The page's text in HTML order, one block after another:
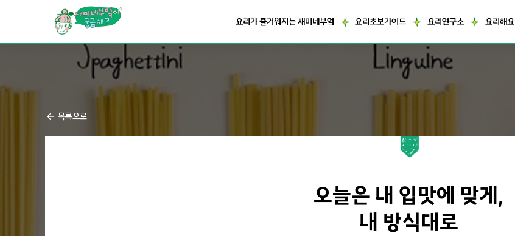
요리가건강해지는
요리가 즐거워지는 새미네부엌 요리초보가이드 요리연구소 요리해요
목록으로
오늘은 내 입맛에 맞게,
내 방식대로